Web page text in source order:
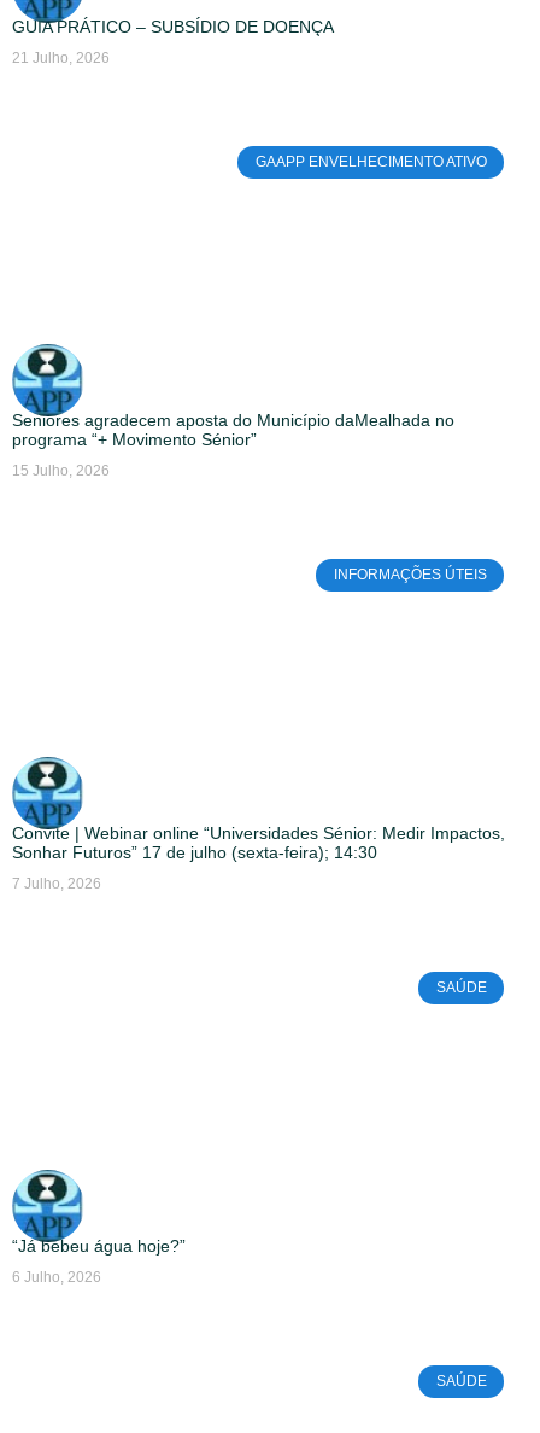
GUIA PRÁTICO – SUBSÍDIO DE DOENÇA
21 Julho, 2026
GAAPP ENVELHECIMENTO ATIVO
Seniores agradecem aposta do Município daMealhada no
programa “+ Movimento Sénior”
15 Julho, 2026
INFORMAÇÕES ÚTEIS
Convite | Webinar online “Universidades Sénior: Medir Impactos,
Sonhar Futuros” 17 de julho (sexta-feira); 14:30
7 Julho, 2026
SAÚDE
“Já bebeu água hoje?”
6 Julho, 2026
SAÚDE